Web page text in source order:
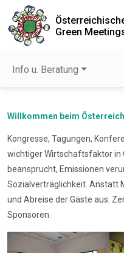
Green
Info u. Beratung
Willkommen beim
Kongresse, Tagungen,
wichtiger Wirtschaftsfaktor in
beansprucht, Emissionen
Sozialverträglichkeit. Anstatt
und Abreise der Gäste aus.
Sponsoren.